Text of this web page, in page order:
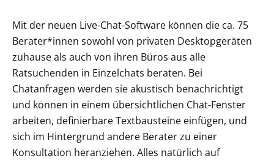
Mit der neuen Live-Chat-Software können die ca. 75
Berater*innen sowohl von privaten Desktopgeräten
zuhause als auch von ihren Büros aus alle
Ratsuchenden in Einzelchats beraten. Bei
Chatanfragen werden sie akustisch benachrichtigt
und können in einem übersichtlichen Chat-Fenster
arbeiten, definierbare Textbausteine einfügen, und
sich im Hintergrund andere Berater zu einer
Konsultation heranziehen. Alles natürlich auf